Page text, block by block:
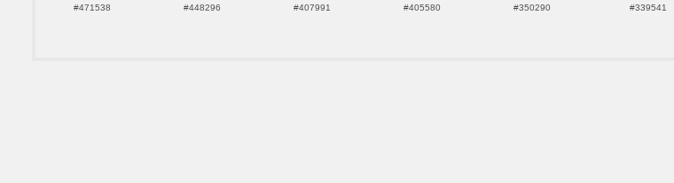
#471538
#448296
#407991
#405580
#350290
#339541